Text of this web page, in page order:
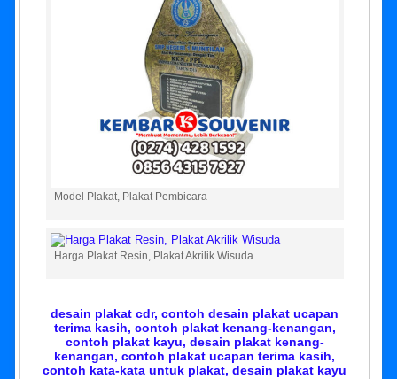
Model Plakat, Plakat Pembicara
Harga Plakat Resin, Plakat Akrilik Wisuda
desain plakat cdr, contoh desain plakat ucapan
terima kasih, contoh plakat kenang-kenangan,
contoh plakat kayu, desain plakat kenang-
kenangan, contoh plakat ucapan terima kasih,
contoh kata-kata untuk plakat, desain plakat kayu